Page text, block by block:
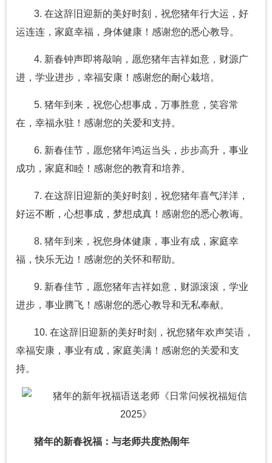
3. 在这辞旧迎新的美好时刻，祝您猪年行大运，好
运连连，家庭幸福，身体健康！感谢您的悉心教导。
4. 新春钟声即将敲响，愿您猪年吉祥如意，财源广
进，学业进步，幸福安康！感谢您的耐心栽培。
5. 猪年到来，祝您心想事成，万事胜意，笑容常
在，幸福永驻！感谢您的关爱和支持。
6. 新春佳节，愿您猪年鸿运当头，步步高升，事业
成功，家庭和睦！感谢您的教育和培养。
7. 在这辞旧迎新的美好时刻，祝您猪年喜气洋洋，
好运不断，心想事成，梦想成真！感谢您的悉心教诲。
8. 猪年到来，祝您身体健康，事业有成，家庭幸
福，快乐无边！感谢您的关怀和帮助。
9. 新春佳节，愿您猪年吉祥如意，财源滚滚，学业
进步，事业腾飞！感谢您的悉心教导和无私奉献。
10. 在这辞旧迎新的美好时刻，祝您猪年欢声笑语，
幸福安康，事业有成，家庭美满！感谢您的关爱和支
持。
猪年的新春祝福：与老师共度热闹年